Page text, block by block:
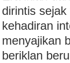
dirintis
kehadiran
menyajikan
beriklan